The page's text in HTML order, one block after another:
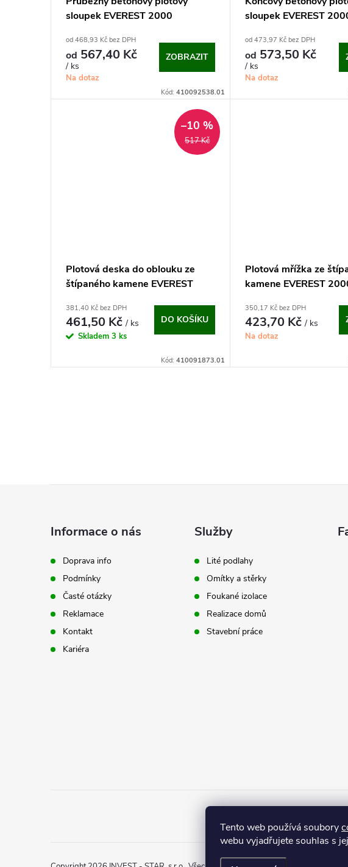
Tento web používá soubory
webu vyjadřujete souhlas s
k
sloupek EVEREST 2000
od 468,93 Kč bez DPH
od 567,40 Kč
/ ks
Na dotaz
ZOBRAZIT
Kód:410092538.01
sloupek EVEREST
od 473,97 Kč bez DPH
od 573,50 Kč
/ ks
Na dotaz
517 Kč
–10 %
Plotová deska do oblouku ze
štípaného kamene EVEREST
381,40 Kč bez DPH
461,50 Kč/ ks
Skladem 3 ks
DO KOŠÍKU
Kód:410091873.01
Plotová mřížka ze
kamene EVEREST
350,17 Kč bez DPH
423,70 Kč/ ks
Na dotaz
á
a
c
í
p
r
v
Informace o nás
Doprava info
Podmínky
Časté otázky
Reklamace
Kontakt
Kariéra
Služby
Lité podlahy
Omítky a stěrky
Foukané izolace
Realizace domů
Stavební práce